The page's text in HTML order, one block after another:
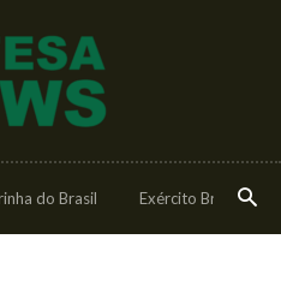
do Brasil Exército Brasileiro